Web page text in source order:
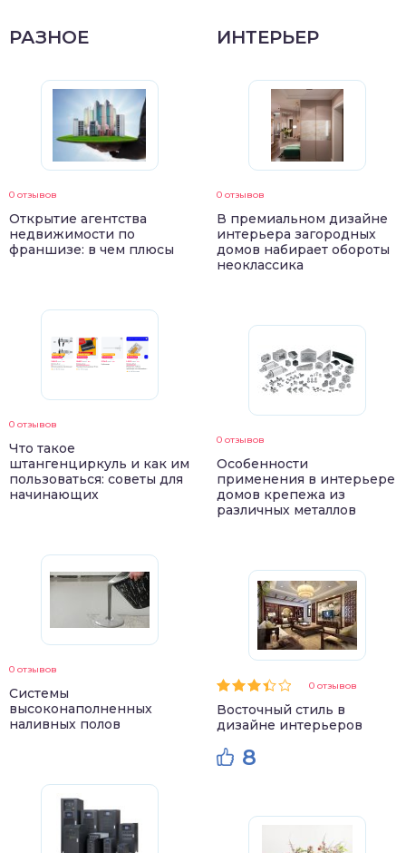
РАЗНОЕ
0 отзывов
Открытие агентства
недвижимости по
франшизе: в чем плюсы
0 отзывов
Что такое
штангенциркуль и как им
пользоваться: советы для
начинающих
0 отзывов
Системы
высоконаполненных
наливных полов
ИНТЕРЬЕР
0 отзывов
В премиальном дизайне
интерьера загородных
домов набирает обороты
неоклассика
0 отзывов
Особенности
применения в интерьере
домов крепежа из
различных металлов
0 отзывов
Восточный стиль в
дизайне интерьеров
8